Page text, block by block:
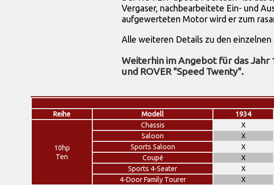
Vergaser, nachbearbeitete Ein- und
aufgewerteten Motor wird er zum
Alle weiteren Details zu den
Weiterhin im Angebot für das Jahr
und ROVER "Speed Twenty".
Reihe
Modell 1934
10hp
Ten
Chassis X
Saloon
X
Sports Saloon
X
Coupé
X
Sports 4-Seater
X
4-Door Family Tourer
X